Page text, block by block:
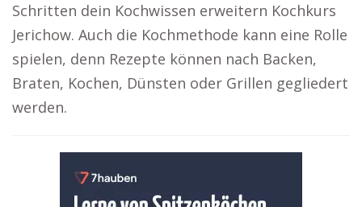
Schritten dein Kochwissen erweitern Kochkurs
Jerichow. Auch die Kochmethode kann eine Rolle
spielen, denn Rezepte können nach Backen,
Braten, Kochen, Dünsten oder Grillen gegliedert
werden.